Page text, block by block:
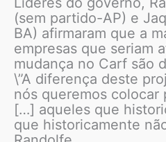
(sem partido-AP) e
BA) afirmaram que a
empresas que seriam
mudança no Carf são
\”A diferença deste
nós queremos colocar
[…] aqueles que
que historicamente